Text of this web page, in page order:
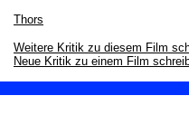
Thors
Weitere Kritik zu diesem Film
Neue Kritik zu einem Film